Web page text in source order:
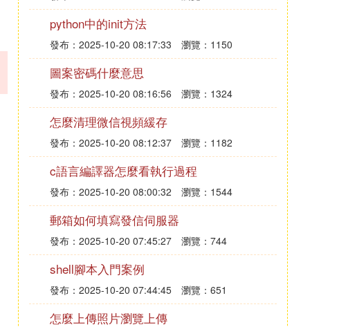
python中的init方法
發布：2025-10-20 08:17:33 瀏覽：1150
圖案密碼什麼意思
發布：2025-10-20 08:16:56 瀏覽：1324
怎麼清理微信視頻緩存
發布：2025-10-20 08:12:37 瀏覽：1182
c語言編譯器怎麼看執行過程
發布：2025-10-20 08:00:32 瀏覽：1544
郵箱如何填寫發信伺服器
發布：2025-10-20 07:45:27 瀏覽：744
shell腳本入門案例
發布：2025-10-20 07:44:45 瀏覽：651
怎麼上傳照片瀏覽上傳